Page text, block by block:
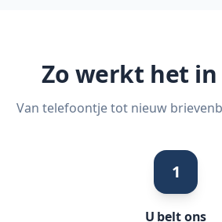
Zo werkt het in
Van telefoontje tot nieuw
1
U belt ons